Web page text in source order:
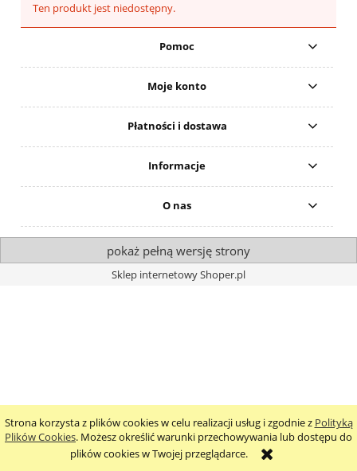
Strona korzysta z plików cookies w celu realizacji usług i zgodnie z Polityką
Plików Cookies. Możesz określić warunki przechowywania lub dostępu do
plików cookies w Twojej przeglądarce.
Ten produkt jest niedostępny.
Pomoc
Moje konto
Płatności i dostawa
Informacje
O nas
pokaż pełną wersję strony
Sklep internetowy Shoper.pl